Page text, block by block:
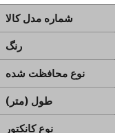
شماره مدل کالا
رنگ
نوع محافظت شده
طول (متر)
نوع کانکتور